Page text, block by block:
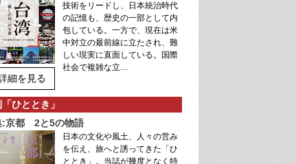
細を見る
技術をリードし、日本統治時代
の記憶も、歴史の一部として内
包している。一方で、現在は米
中対立の最前線に立たされ、難
しい現実に直面している。国際
社会で複雑な立…
「ひととき」
:京都 2と5の物語
日本の文化や風土、人々の営み
を伝え、旅へと誘ってきた「ひ
ととき」。当誌が幾度となく特